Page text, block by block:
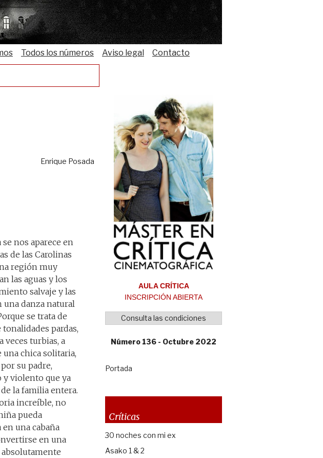
Todos los números Aviso legal Contacto
Enrique Posada
nos aparece en
de las Carolinas
región muy
las aguas y los
salvaje y las
una danza natural
se trata de
pardas,
veces turbias, a
una chica solitaria,
su padre,
y violento que ya
la familia entera.
increíble, no
pueda
una cabaña
en una
AULA CRÍTICA
INSCRIPCIÓN ABIERTA
Consulta las condiciones
Número 136 - Octubre 2022
Portada
Críticas
30 noches con mi ex
Asako 1 & 2